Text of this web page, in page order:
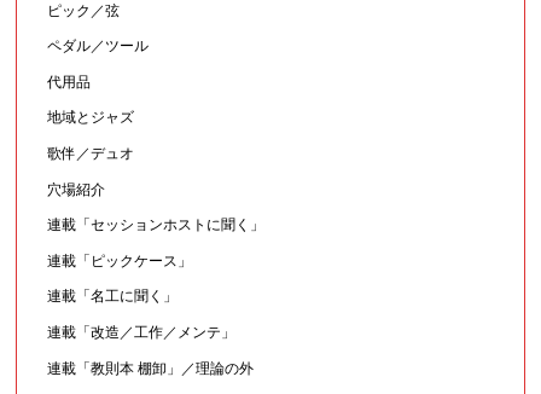
ピック／弦
ペダル／ツール
代用品
地域とジャズ
歌伴／デュオ
穴場紹介
連載「セッションホストに聞く」
連載「ピックケース」
連載「名工に聞く」
連載「改造／工作／メンテ」
連載「教則本 棚卸」／理論の外